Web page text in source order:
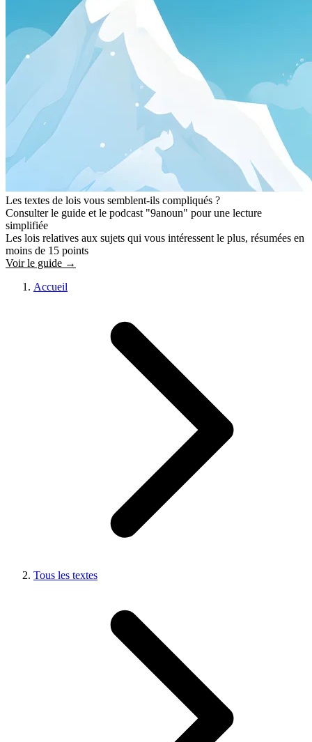
Les textes de lois vous semblent-ils compliqués ?
Consulter le guide et le podcast "9anoun" pour une lecture
simplifiée
Les lois relatives aux sujets qui vous intéressent le plus, résumées en
moins de 15 points
Voir le guide →
Accueil
Tous les textes